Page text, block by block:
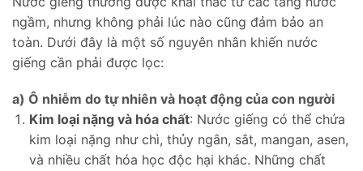
ngầm, nhưng không phải lúc nào cũng đảm bảo an
toàn. Dưới đây là một số nguyên nhân khiến nước
giếng cần phải được lọc:
a) Ô nhiễm do tự nhiên và hoạt động của con người
Kim loại nặng và hóa chất: Nước giếng có thể chứa
kim loại nặng như chì, thủy ngân, sắt, mangan, asen,
và nhiều chất hóa học độc hại khác. Những chất